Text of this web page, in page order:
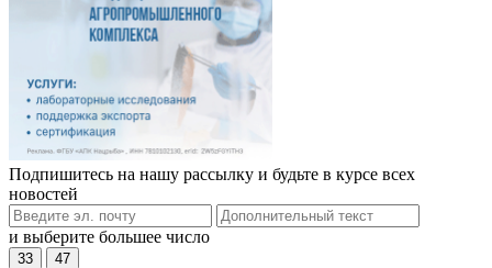
Подпишитесь на нашу рассылку и будьте в курсе всех
новостей
и выберите большее число
33 47